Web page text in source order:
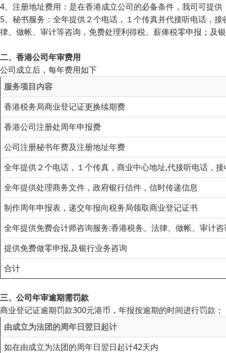
4、注册地址费用：是在香港成立公司的必备条件，我司可提
5、秘书服务：全年提供２个电话，１个传真并代接听电话，
律、做帐、审计等咨询，免费处理利得税、薪俸税零申报；及
二、香港公司年审费用
公司成立后，每年费用如下
服务项目内容
香港税务局商业登记证更换续期费
香港公司注册处周年申报费
公司注册秘书年费及注册地址年费
全年提供２个电话，１个传真，商业中心地址,代接听电话，
全年提供处理商务文件，政府银行信件，信时传递信息
制作周年申报表，递交年报向税务局领取商业登记证书
全年提供免费会计师咨询服务:香港税务、法律、做帐、审计咨
提供免费做零申报,及银行业务咨询
合计
三、公司年审逾期需罚款
商业登记证逾期罚款300元港币，年报按逾期的时间进行罚款：
由成立为法团的周年日翌日起计
如在由成立为法团的周年日翌日起计42天内